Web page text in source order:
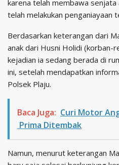
karena telah membawa
telah melakukan penganiayaan
Berdasarkan keterangan dari
anak dari Husni Holidi (korban-
kejadian ia sedang berada di
ini, setelah mendapatkan
Polsek Plaju.
Baca Juga: Curi Motor
Prima Ditembak
Namun, menurut keterangan